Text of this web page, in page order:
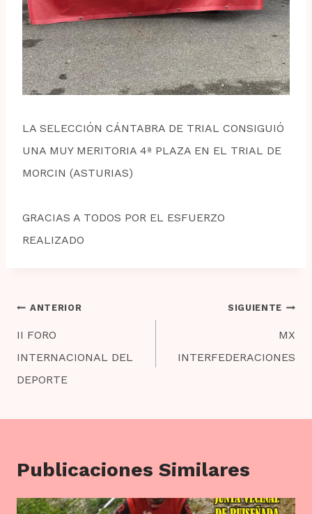
LA SELECCIÓN CÁNTABRA DE TRIAL CONSIGUIÓ
UNA MUY MERITORIA 4ª PLAZA EN EL TRIAL DE
MORCIN (ASTURIAS)
GRACIAS A TODOS POR EL ESFUERZO
REALIZADO
Navegación
de
entradas
ANTERIOR
II FORO
INTERNACIONAL DEL
DEPORTE
SIGUIENTE
MX
INTERFEDERACIONES
Publicaciones Similares